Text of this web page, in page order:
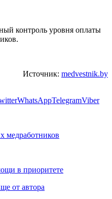
контроль уровня оплаты
Источник: medvestnik.by
WhatsAppTelegramViber
медработников
в приоритете
от автора